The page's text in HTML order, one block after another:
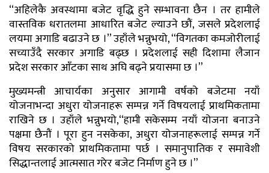
‘‘अहिलेकै अवस्थामा बजेट वृद्धि हुने सम्भावना छैन । तर हामीले
वास्तविक धरातलमा आधारित बजेट ल्याउने छौं, जसले प्रदेशलाई
लयमा अगाडि बढाउने छ ।’’ उहाँले भन्नुभयो, ‘‘विगतका कमजोरीलाई
सच्याउँदै सरकार अगाडि बढ्छ । प्रदेशलाई सही दिशामा लैजान
प्रदेश सरकार आँटका साथ अघि बढ्ने प्रयासमा छ ।’’
मुख्यमन्त्री आचार्यका अनुसार आगामी वर्षको बजेटमा नयाँ
योजनाभन्दा अधुरा योजनाहरू सम्पन्न गर्ने विषयलाई प्राथमिकतामा
राखिने छ । उहाँले भन्नुभयो,‘‘हामी सकेसम्म नयाँ योजना बनाउने
पक्षमा छैनौं । पूरा हुन नसकेका, अधुरा योजनाहरूलाई सम्पन्न गर्ने
विषय सरकारको प्राथमिकतामा पर्छ । समानुपातिक र समावेशी
सिद्धान्तलाई आत्मसात गरेर बजेट निर्माण हुने छ ।’’